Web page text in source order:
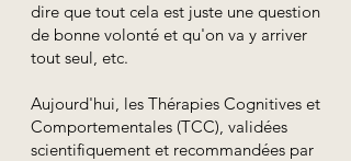
dire que tout cela est juste une question
de bonne volonté et qu'on va y arriver
tout seul, etc.
Aujourd'hui, les Thérapies Cognitives et
Comportementales (TCC), validées
scientifiquement et recommandées par